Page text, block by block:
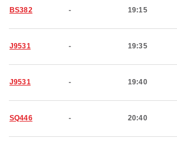
BS382 - 19:15
J9531 - 19:35
J9531 - 19:40
SQ446 - 20:40